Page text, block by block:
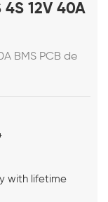
12V 40A
BMS PCB de
with lifetime